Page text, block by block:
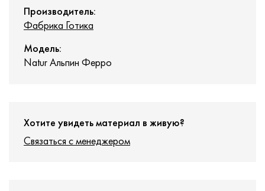
Производитель:
Фабрика Готика
Модель:
Natur Альпин Ферро
Хотите увидеть материал в живую?
Связаться с менеджером